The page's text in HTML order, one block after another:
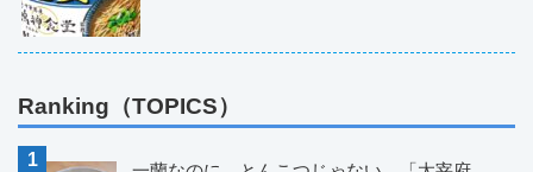
Ranking（TOPICS）